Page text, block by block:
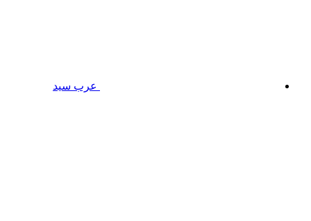
عرب سيد